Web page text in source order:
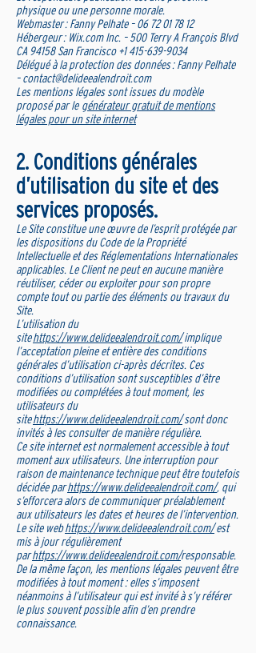
physique ou une personne morale.
Webmaster : Fanny Pelhate – 06 72 01 78 12
Hébergeur : Wix.com Inc. – 500 Terry A François Blvd
CA 94158 San Francisco +1 415-639-9034
Délégué à la protection des données : Fanny Pelhate
– contact@delideealendroit.com
Les mentions légales sont issues du modèle
proposé par le générateur gratuit de mentions
légales pour un site internet
2. Conditions générales
d’utilisation du site et des
services proposés.
Le Site constitue une œuvre de l’esprit protégée par
les dispositions du Code de la Propriété
Intellectuelle et des Réglementations Internationales
applicables. Le Client ne peut en aucune manière
réutiliser, céder ou exploiter pour son propre
compte tout ou partie des éléments ou travaux du
Site.
L’utilisation du
sitehttps://www.delideealendroit.com/implique
l’acceptation pleine et entière des conditions
générales d’utilisation ci-après décrites. Ces
conditions d’utilisation sont susceptibles d’être
modifiées ou complétées à tout moment, les
utilisateurs du
sitehttps://www.delideealendroit.com/sont donc
invités à les consulter de manière régulière.
Ce site internet est normalement accessible à tout
moment aux utilisateurs. Une interruption pour
raison de maintenance technique peut être toutefois
décidée parhttps://www.delideealendroit.com/, qui
s’efforcera alors de communiquer préalablement
aux utilisateurs les dates et heures de l’intervention.
Le site webhttps://www.delideealendroit.com/est
mis à jour régulièrement
parhttps://www.delideealendroit.com/responsable.
De la même façon, les mentions légales peuvent être
modifiées à tout moment : elles s’imposent
néanmoins à l’utilisateur qui est invité à s’y référer
le plus souvent possible afin d’en prendre
connaissance.